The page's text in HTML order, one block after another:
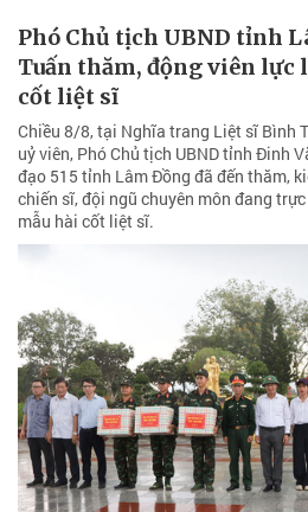
Phó Chủ tịch UBND tỉnh
Tuấn thăm, động viên lực
cốt liệt sĩ
Chiều 8/8, tại Nghĩa trang Liệt sĩ Bình
uỷ viên, Phó Chủ tịch UBND tỉnh Đinh
đạo 515 tỉnh Lâm Đồng đã đến thăm,
chiến sĩ, đội ngũ chuyên môn đang
mẫu hài cốt liệt sĩ.